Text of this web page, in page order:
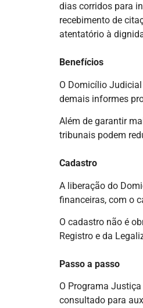
dias corridos para
recebimento de
atentatório à
Benefícios
O Domicílio
demais informes
Além de garantir
tribunais podem
Cadastro
A liberação do
financeiras, com o
O cadastro não é
Registro e da
Passo a passo
O Programa
consultado para